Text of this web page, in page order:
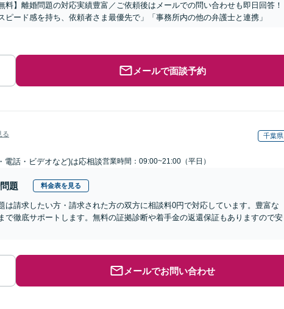
料】離婚問題の対応実績豊富／ご依頼後はメールでの問い合わせも即日回答！
ード感を持ち、依頼者さま最優先で」「事務所内の他の弁護士と連携」
メールで面談予約
る 千葉県
電話・ビデオなど)は応相談営業時間：09:00~21:00（平日）
題 料金表を見る
は請求したい方・請求された方の双方に相談料0円で対応しています。豊富な
で徹底サポートします。無料の証拠診断や着手金の返還保証もありますので安
メールでお問い合わせ